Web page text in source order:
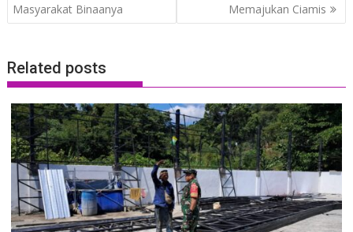
Masyarakat Binaanya
Memajukan Ciamis
Related posts